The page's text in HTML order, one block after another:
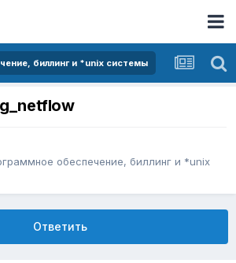
биллинг и *unix системы
обеспечение, биллинг и *unix
Ответить